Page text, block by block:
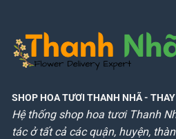
SHOP HOA TƯƠI THANH NHÃ- THAY
Hệ thống shop hoa tươi Thanh
tác ở tất cả các quận, huyện,